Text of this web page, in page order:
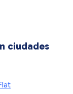
ciudades